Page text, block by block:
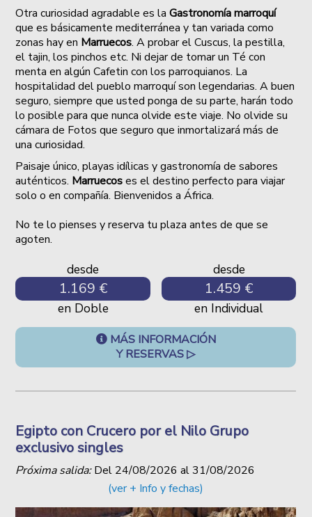
Otra curiosidad agradable es la Gastronomía marroquí
que es básicamente mediterránea y tan variada como
zonas hay en Marruecos. A probar el Cuscus, la pestilla,
el tajin, los pinchos etc. Ni dejar de tomar un Té con
menta en algún Cafetin con los parroquianos. La
hospitalidad del pueblo marroquí son legendarias. A buen
seguro, siempre que usted ponga de su parte, harán todo
lo posible para que nunca olvide este viaje. No olvide su
cámara de Fotos que seguro que inmortalizará más de
una curiosidad.
Paisaje único, playas idílicas y gastronomía de sabores
auténticos. Marruecoses el destino perfecto para viajar
solo o en compañía. Bienvenidos a África.
No te lo pienses y reserva tu plaza antes de que se
agoten.
desde
1.169 €
en Doble
desde
1.459 €
en Individual
MÁS INFORMACIÓN
Y RESERVAS ▷
Egipto con Crucero por el Nilo Grupo
exclusivo singles
Próxima salida:Del 24/08/2026 al31/08/2026
(ver + Info y fechas)